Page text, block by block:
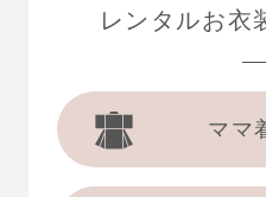
レンタルお衣
ママ